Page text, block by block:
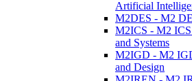
Artificial
M2DES - M2
M2ICS - M2
and Systems
M2IGD - M2
and Design